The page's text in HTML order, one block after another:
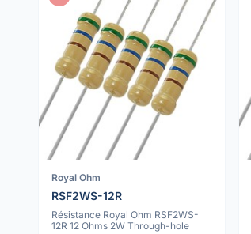
Royal Ohm
RSF2WS-12R
Résistance Royal Ohm RSF2WS-
12R 12 Ohms 2W Through-hole